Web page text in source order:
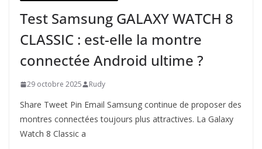
Test Samsung GALAXY WATCH 8
CLASSIC : est-elle la montre
connectée Android ultime ?
29 octobre 2025 Rudy
Share Tweet Pin Email Samsung continue de proposer des
montres connectées toujours plus attractives. La Galaxy
Watch 8 Classic a